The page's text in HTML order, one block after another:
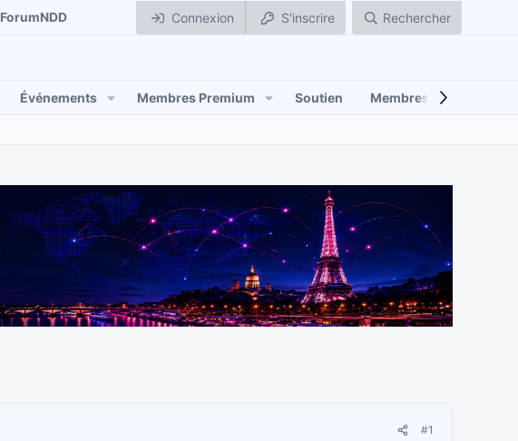
Connexion S'inscrire Rechercher
Événements Membres Premium Soutien Membres
#1